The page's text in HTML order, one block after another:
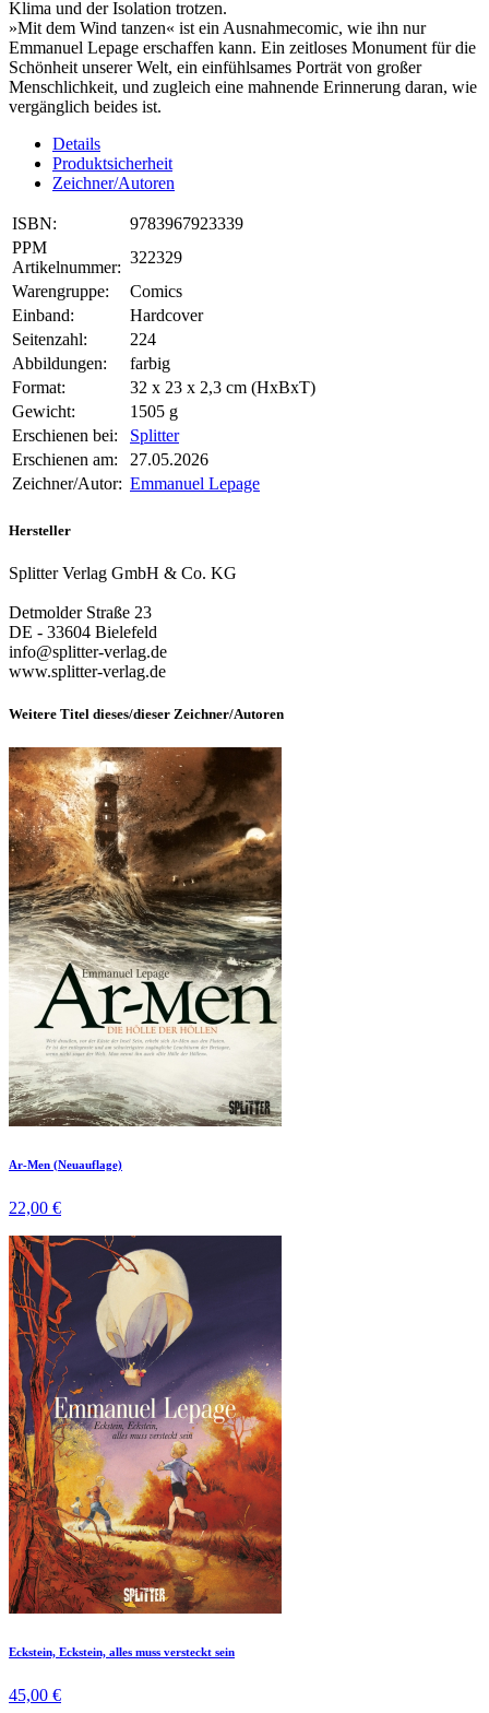
Klima und der Isolation trotzen.
»Mit dem Wind tanzen« ist ein Ausnahmecomic, wie ihn nur
Emmanuel Lepage erschaffen kann. Ein zeitloses Monument für die
Schönheit unserer Welt, ein einfühlsames Porträt von großer
Menschlichkeit, und zugleich eine mahnende Erinnerung daran, wie
vergänglich beides ist.
Details
Produktsicherheit
Zeichner/Autoren
ISBN:
9783967923339
PPM
Artikelnummer:
322329
Warengruppe:
Comics
Einband:
Hardcover
Seitenzahl:
224
Abbildungen:
farbig
Format:
32 x 23 x 2,3 cm (HxBxT)
Gewicht:
1505 g
Erschienen bei:
Splitter
Erschienen am:
27.05.2026
Zeichner/Autor: Emmanuel Lepage
Hersteller
Splitter Verlag GmbH & Co. KG
Detmolder Straße 23
DE - 33604 Bielefeld
info@splitter-verlag.de
www.splitter-verlag.de
Weitere Titel dieses/dieser Zeichner/Autoren
Ar-Men (Neuauflage)
22,00 €
Eckstein, Eckstein, alles muss versteckt sein
45,00 €